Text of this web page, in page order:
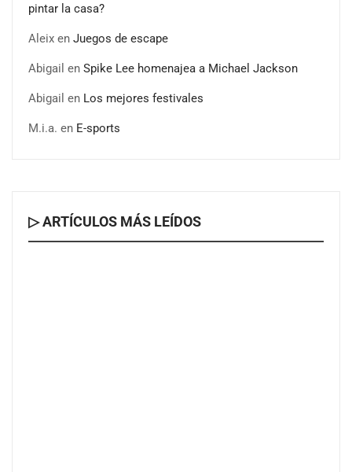
pintar la casa?
Aleix en Juegos de escape
Abigail en Spike Lee homenajea a Michael Jackson
Abigail en Los mejores festivales
M.i.a. en E-sports
▷ ARTÍCULOS MÁS LEÍDOS